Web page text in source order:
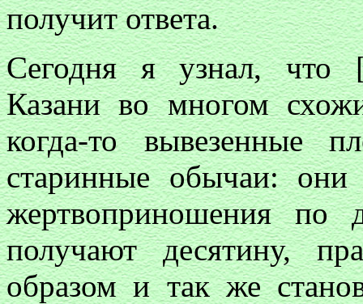
получит ответа.
Сегодня я узнал, что
Казани во многом
когда-то вывезенные
старинные обычаи:
жертвоприношения
получают десятину,
образом и так же